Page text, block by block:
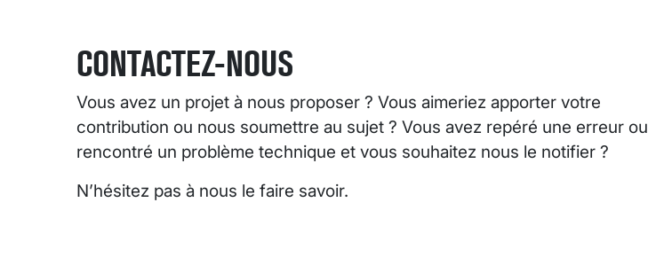
CONTACTEZ-NOUS
Vous avez un projet à nous proposer ? Vous aimeriez apporter votre
contribution ou nous soumettre au sujet ? Vous avez repéré une erreur ou
rencontré un problème technique et vous souhaitez nous le notifier ?
N’hésitez pas à nous le faire savoir.